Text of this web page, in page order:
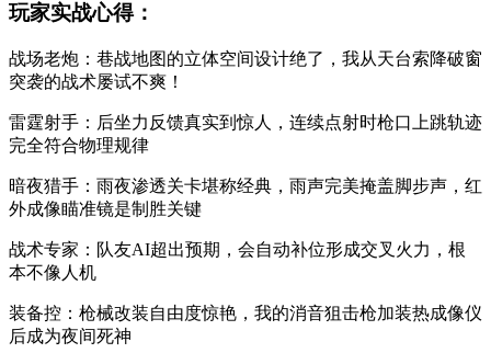
玩家实战心得：
战场老炮：巷战地图的立体空间设计绝了，我从天台索降破窗
突袭的战术屡试不爽！
雷霆射手：后坐力反馈真实到惊人，连续点射时枪口上跳轨迹
完全符合物理规律
暗夜猎手：雨夜渗透关卡堪称经典，雨声完美掩盖脚步声，红
外成像瞄准镜是制胜关键
战术专家：队友AI超出预期，会自动补位形成交叉火力，根
本不像人机
装备控：枪械改装自由度惊艳，我的消音狙击枪加装热成像仪
后成为夜间死神